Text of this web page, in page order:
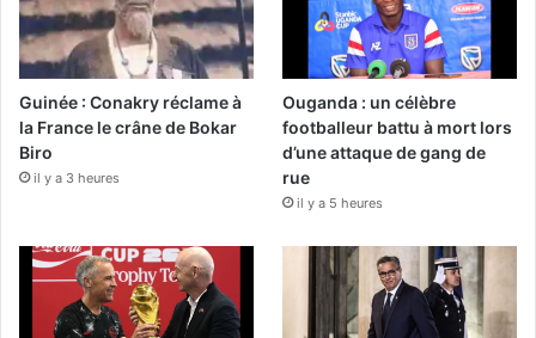
Guinée : Conakry réclame à
la France le crâne de Bokar
Biro
il y a 3 heures
Ouganda : un célèbre
footballeur battu à mort lors
d’une attaque de gang de
rue
il y a 5 heures